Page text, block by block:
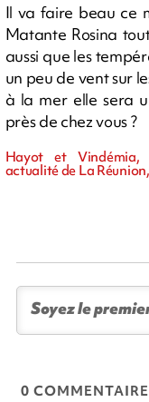
Il va faire beau ce
Matante Rosina
aussi que les
un peu de vent sur
à la mer elle sera
près de chez vous ?
Hayot et Vindémia,
actualité de La
0